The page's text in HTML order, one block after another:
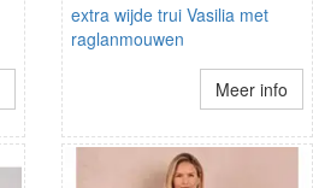
extra wijde trui Vasilia met
raglanmouwen
Meer info